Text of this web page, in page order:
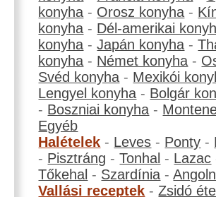
konyha - Orosz konyha -
konyha - Dél-amerikai
konyha -Japán konyha -
konyha - Német konyha -
Svéd konyha - Mexikói
Lengyel konyha - Bolgár
- Boszniai konyha -
Egyéb
Halételek - Leves - Ponty -
- Pisztráng -Tonhal - Lazac
Tőkehal - Szardínia -
Vallási receptek -Zsidó